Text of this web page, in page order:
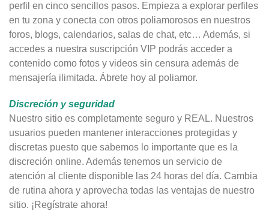
perfil en cinco sencillos pasos. Empieza a explorar perfiles
en tu zona y conecta con otros poliamorosos en nuestros
foros, blogs, calendarios, salas de chat, etc… Además, si
accedes a nuestra suscripción VIP podrás acceder a
contenido como fotos y videos sin censura además de
mensajería ilimitada. Ábrete hoy al poliamor.
Discreción y seguridad
Nuestro sitio es completamente seguro y REAL. Nuestros
usuarios pueden mantener interacciones protegidas y
discretas puesto que sabemos lo importante que es la
discreción online. Además tenemos un servicio de
atención al cliente disponible las 24 horas del día. Cambia
de rutina ahora y aprovecha todas las ventajas de nuestro
sitio. ¡Regístrate ahora!